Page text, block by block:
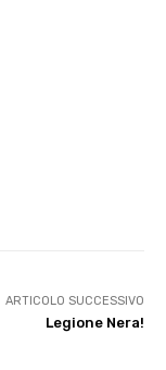
ARTICOLO SUCCESSIVO
Legione Nera!